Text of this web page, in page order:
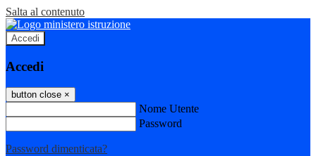
Salta al contenuto
Accedi
Accedi
button close ×
Nome Utente
Password
Password dimenticata?